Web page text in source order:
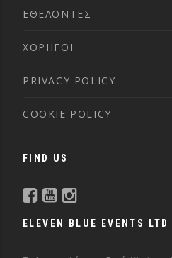
ΕΘΕΛΟΝΤΕΣ
ΧΟΡΗΓΟΙ
PRIVACY POLICY
COOKIE POLICY
FIND US
ELEVEN BLUE EVENTS LTD